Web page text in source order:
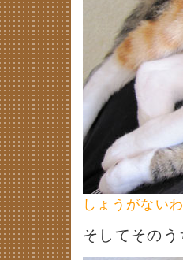
しょうがない
そしてそのう